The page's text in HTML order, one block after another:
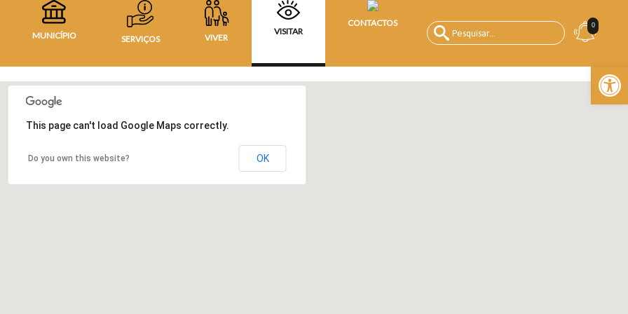
0
MUNICÍPIO SERVIÇOS VIVER
VISITAR
CONTACTOS
This page can't load Google Maps correctly.
Do you own this website? OK